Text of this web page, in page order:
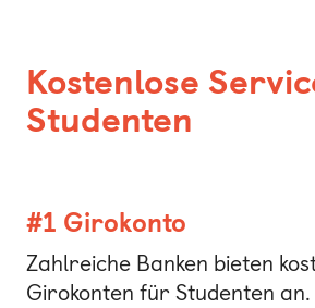
Kostenlose
Studenten
#1 Girokonto
Zahlreiche Banken bieten
Girokonten für Studenten an.